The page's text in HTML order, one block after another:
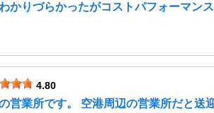
かりづらかったがコストパフォーマン
4.80
営業所です。 空港周辺の営業所だと